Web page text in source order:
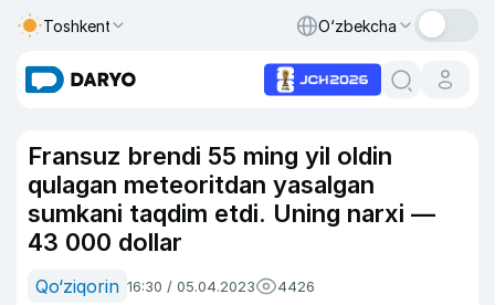
Toshkent O‘zbekcha
Fransuz brendi 55 ming yil oldin
qulagan meteoritdan yasalgan
sumkani taqdim etdi. Uning narxi —
43 000 dollar
Qo‘ziqorin 16:30 / 05.04.2023 4426